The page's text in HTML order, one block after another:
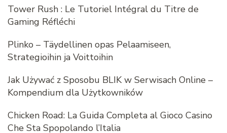
Tower Rush : Le Tutoriel Intégral du Titre de
Gaming Réfléchi
Plinko – Täydellinen opas Pelaamiseen,
Strategioihin ja Voittoihin
Jak Używać z Sposobu BLIK w Serwisach Online –
Kompendium dla Użytkowników
Chicken Road: La Guida Completa al Gioco Casino
Che Sta Spopolando l’Italia